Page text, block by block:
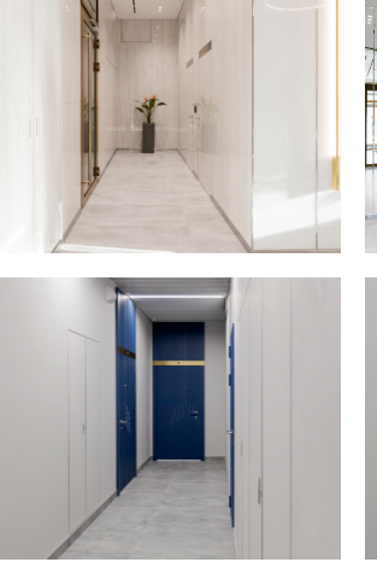
ЖК "НАСЛЕДИЕ"
В лифтовой зоне выполнены теневые зазоры по
авторской технологии.Отделочные работы выполнены в
холле с высотой потолков 5,6 м. В отделке использована
крупноформатная